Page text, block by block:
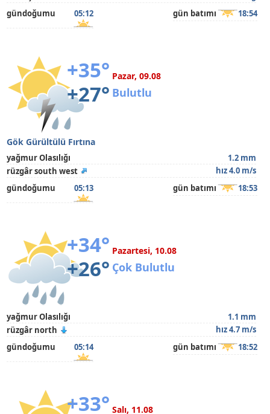
gündoğumu
05:12 gün batımı 18:54
+35°
+27°
Pazar, 09.08
Bulutlu
Gök Gürültülü Fırtına
yağmur Olasılığı
1.2 mm
rüzgâr south west
hız 4.0 m/s
gündoğumu
05:13 gün batımı 18:53
+34°
+26°
Pazartesi, 10.08
Çok Bulutlu
yağmur Olasılığı
1.1 mm
rüzgâr north
hız 4.7 m/s
gündoğumu
05:14 gün batımı 18:52
+33° Salı, 11.08